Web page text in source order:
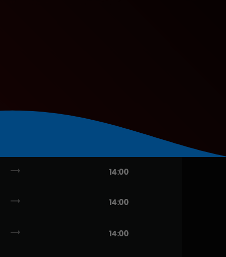
trending_flat 14:00
trending_flat 14:00
trending_flat 14:00